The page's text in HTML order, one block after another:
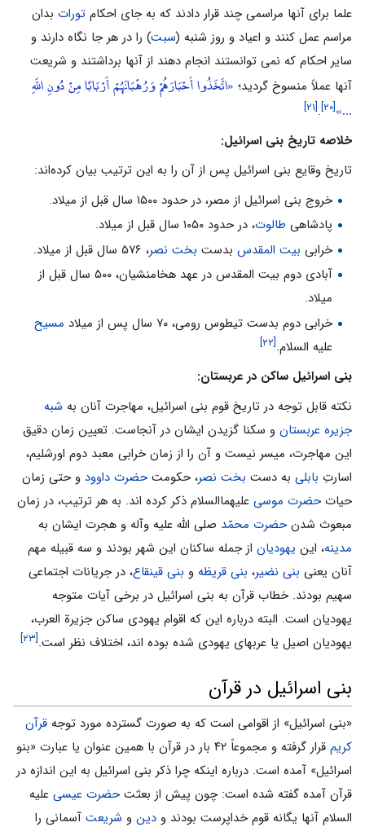
علما برای آنها مراسمی چند قرار دادند که به جای احکام تورات بدان
مراسم عمل کنند و اعیاد و روز شنبه (سبت) را در هر جا نگاه دارند و
سایر احکام که نمی توانستند انجام دهند از آنها برداشتند و شریعت
آنها عملاً منسوخ گردید؛ «اتَّخَذُوا أَحْبَارَهُمْ وَرُهْبَانَهُمْ أَرْبَابًا مِنْ دُونِ اللَّهِ
...»[۲۰] .[۲۱]
خلاصه تاریخ بنی اسرائیل:
تاریخ وقایع بنی اسرائیل پس از آن را به این ترتیب بیان کرده‌اند:
خروج بنی اسرائیل از مصر، در حدود ۱۵۰۰ سال قبل از میلاد.
پادشاهی طالوت، در حدود ۱۰۵۰ سال قبل از میلاد.
خرابی بیت المقدسبدست بخت نصر، ۵۷۶ سال قبل از میلاد.
آبادی دوم بیت المقدس در عهد هخامنشیان، ۵۰۰ سال قبل از
میلاد.
خرابی دوم بدست تیطوس رومی، ۷۰ سال پس از میلاد
مسیح
علیه السلام.[۲۲]
بنی اسرائیل ساکن در عربستان:
نکته قابل توجه در تاریخ قوم بنی اسرائیل، مهاجرت آنان به شبه
جزیره عربستان و سکنا گزیدن ایشان در آنجاست. تعیین زمان دقیق
این مهاجرت، میسر نیست و آن را از زمان خرابی معبد دوم اورشلیم،
اسارتِ بابلی به دست بخت نصر، حکومتحضرت داوود و حتی زمان
حیاتحضرت موسی علیهماالسلام ذکر کرده اند. به هر ترتیب، در زمان
مبعوث شدنحضرت محمّد صلی الله علیه وآله و هجرت ایشان به
مدینه، این یهودیان از جمله ساکنان این شهر بودند و سه قبیله مهم
آنان یعنی بنی نضیر، بنی قریظه و بنی قینقاع، در جریانات اجتماعی
سهیم بودند. خطاب قرآن به بنی اسرائیل در برخی آیات متوجه
یهودیان است. البته درباره این که اقوام یهودی ساکن جزیرة العرب،
یهودیان اصیل یا عربهای یهودی شده بوده اند، اختلاف نظر است.[۲۳]
بنی اسرائیل در قرآن
«بنى اسرائیل» از اقوامى است که به صورت گسترده مورد توجه قرآن
کریم
قرار گرفته‌‌ و مجموعاً ۴۲ بار در قرآن با همین عنوان یا عبارت «بنو
اسرائیل» آمده است. درباره اینکه چرا ذکر بنی اسرائیل به این اندازه در
قرآن آمده گفته شده است: چون پیش از بعثتحضرت عیسی علیه
السلام آنها یگانه قوم خداپرست بودند و دین و شریعت آسمانی را